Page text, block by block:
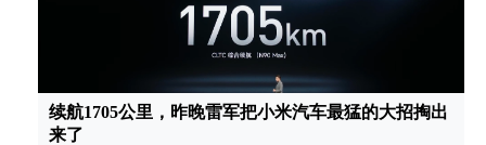
续航1705公里，昨晚雷军把小米汽车最猛的大招掏出
来了